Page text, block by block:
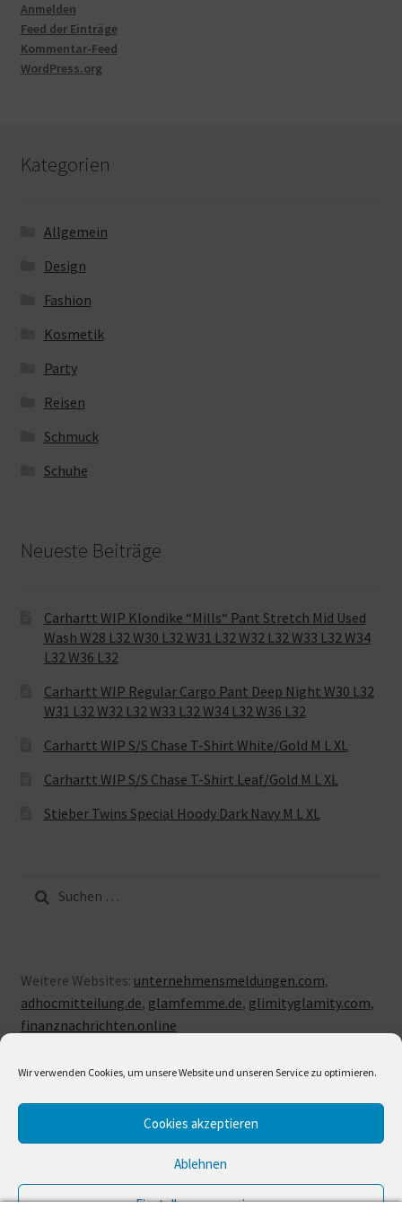
Wir verwenden Cookies, um unsere Website und unseren Service zu optimieren.
Cookies akzeptieren
Ablehnen
Einstellungen anzeigen
Anmelden
Feed der Einträge
Kommentar-Feed
WordPress.org
Kategorien
Allgemein
Design
Fashion
Kosmetik
Party
Reisen
Schmuck
Schuhe
Neueste Beiträge
Carhartt WIP Klondike “Mills“ Pant Stretch Mid Used
Wash W28 L32 W30 L32 W31 L32 W32 L32 W33 L32 W34
L32 W36 L32
Carhartt WIP Regular Cargo Pant Deep Night W30 L32
W31 L32 W32 L32 W33 L32 W34 L32 W36 L32
Carhartt WIP S/S Chase T-Shirt White/Gold M L XL
Carhartt WIP S/S Chase T-Shirt Leaf/Gold M L XL
Stieber Twins Special Hoody Dark Navy M L XL
Suche
nach:
Weitere Websites: unternehmensmeldungen.com,
adhocmitteilung.de, glamfemme.de, glimityglamity.com,
finanznachrichten.online
© LUXUSLOVE 2026
Erstellt mit Storefront & WooCommerce